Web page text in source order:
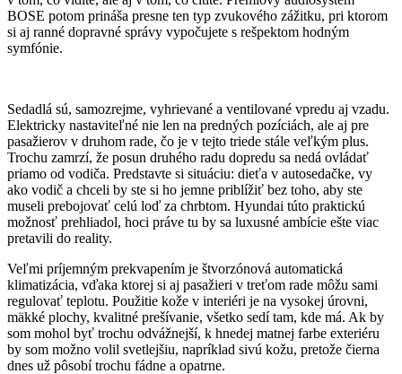
BOSE potom prináša presne ten typ zvukového zážitku, pri ktorom
si aj ranné dopravné správy vypočujete s rešpektom hodným
symfónie.
Sedadlá sú, samozrejme, vyhrievané a ventilované vpredu aj vzadu.
Elektricky nastaviteľné nie len na predných pozíciách, ale aj pre
pasažierov v druhom rade, čo je v tejto triede stále veľkým plus.
Trochu zamrzí, že posun druhého radu dopredu sa nedá ovládať
priamo od vodiča. Predstavte si situáciu: dieťa v autosedačke, vy
ako vodič a chceli by ste si ho jemne priblížiť bez toho, aby ste
museli prebojovať celú loď za chrbtom. Hyundai túto praktickú
možnosť prehliadol, hoci práve tu by sa luxusné ambície ešte viac
pretavili do reality.
Veľmi príjemným prekvapením je štvorzónová automatická
klimatizácia, vďaka ktorej si aj pasažieri v treťom rade môžu sami
regulovať teplotu. Použitie kože v interiéri je na vysokej úrovni,
mäkké plochy, kvalitné prešívanie, všetko sedí tam, kde má. Ak by
som mohol byť trochu odvážnejší, k hnedej matnej farbe exteriéru
by som možno volil svetlejšiu, napríklad sivú kožu, pretože čierna
dnes už pôsobí trochu fádne a opatrne.